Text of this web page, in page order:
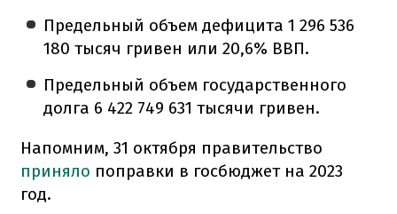
Предельный объем дефицита 1 296 536
180 тысяч гривен или 20,6% ВВП.
Предельный объем государственного
долга 6 422 749 631 тысячи гривен.
Напомним, 31 октября правительство
приняло поправки в госбюджет на 2023
год.